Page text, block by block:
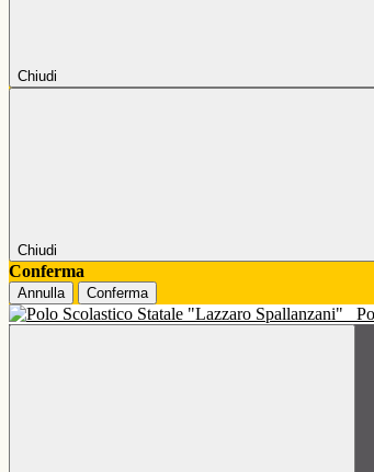
Chiudi
Chiudi
Conferma
Annulla Conferma